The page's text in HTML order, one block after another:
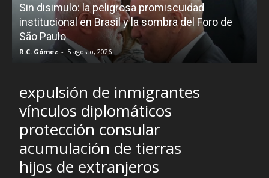
Sin disimulo: la peligrosa promiscuidad
institucional en Brasil y la sombra del Foro de
São Paulo
R.C. Gómez - 5 agosto, 2026
expulsión de inmigrantes
vínculos diplomáticos
protección consular
acumulación de tierras
hijos de extranjeros